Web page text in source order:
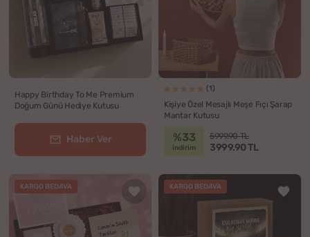
Happy Birthday To Me Premium
Doğum Günü Hediye Kutusu
Haber Ver
(1)
Kişiye Özel Mesajlı Meşe Fıçı Şarap
Mantar Kutusu
%33
indirim
5999.90 TL
3999.90 TL
KARGO BEDAVA KARGO BEDAVA